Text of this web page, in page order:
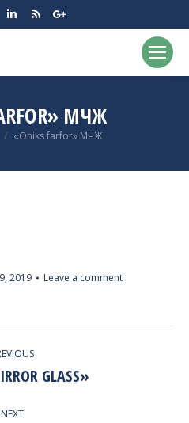
TwitterLinkedin
Rss Google+
МЧЖ
«Oniks farfor» МЧЖ
2019 Leave a comment
PreviousGLASS»
NEXT